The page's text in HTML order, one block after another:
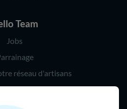
Team
Jobs
réseau d'artisans
Hello !